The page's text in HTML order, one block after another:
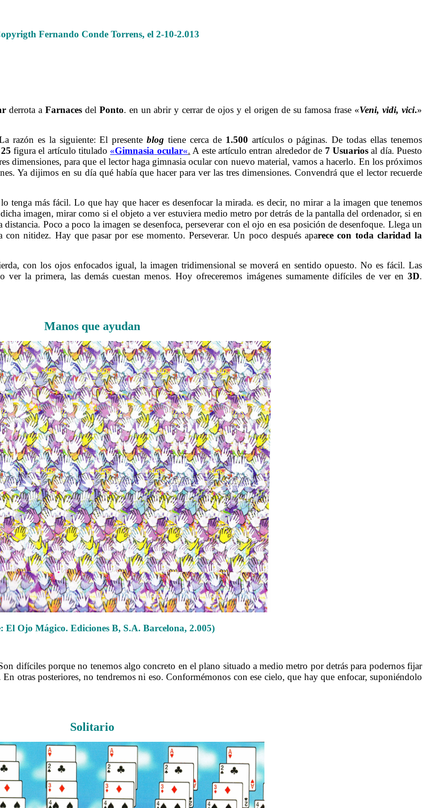
Fernando Conde Torrens, el 2-10-2.013
derrota a Farnacesdel Ponto. en un abrir y cerrar de ojos y el origen de su famosa frase «Veni, vidi, vici.»
razón es la siguiente: El presenteblog tiene cerca de 1.500 artículos o páginas. De todas ellas tenemos
25 figura el artículo titulado «Gimnasia ocular«. A este artículo entran alrededor de 7 Usuariosal día. Puesto
dimensiones, para que el lector haga gimnasia ocular con nuevo material, vamos a hacerlo. En los próximos
Ya dijimos en su día qué había que hacer para ver las tres dimensiones. Convendrá que el lector recuerde
tenga más fácil. Lo que hay que hacer es desenfocar la mirada. es decir, no mirar a la imagen que tenemos
imagen, mirar como si el objeto a ver estuviera medio metro por detrás de la pantalla del ordenador, si en
Poco a poco la imagen se desenfoca, perseverar con el ojo en esa posición de desenfoque. Llega un
nitidez. Hay que pasar por ese momento. Perseverar. Un poco después aparece con toda claridad la
con los ojos enfocados igual, la imagen tridimensional se moverá en sentido opuesto. No es fácil. Las
la primera, las demás cuestan menos. Hoy ofreceremos imágenes sumamente difíciles de ver en 3D.
Manos que ayudan
El Ojo Mágico. Ediciones B, S.A. Barcelona, 2.005)
difíciles porque no tenemos algo concreto en el plano situado a medio metro por detrás para podernos fijar
otras posteriores, no tendremos ni eso. Conformémonos con ese cielo, que hay que enfocar, suponiéndolo
Solitario